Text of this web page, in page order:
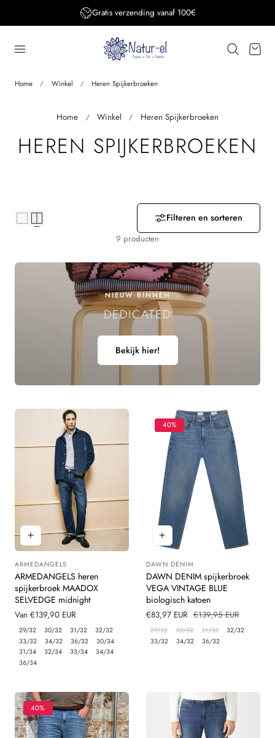
Gratis verzending vanaf 100€
Home Winkel Heren Spijkerbroeken
Home Winkel Heren Spijkerbroeken
V
Z
N
G
HEREN SPIJKERBROEKEN
Filteren en sorteren
9 producten
NIEUW BINNEN
DEDICATED
Bekijk hier!
Leverancier:
ARMEDANGELS
ARMEDANGELS heren
spijkerbroek MAADOX
SELVEDGE midnight
Normale
prijs
Van €139,90 EUR
29/32 30/32 31/32
32/32
33/32
34/32 36/32
30/34
31/34
32/34 33/34
34/34
36/34
40%
Leverancier:
DAWN DENIM
DAWN DENIM spijkerbroek
VEGA VINTAGE BLUE
biologisch katoen
Verkoopprijs
€83,97 EUR Normale
prijs
€139,95 EUR
29/32 30/32 31/32
32/32
33/32
34/32 36/32
40%